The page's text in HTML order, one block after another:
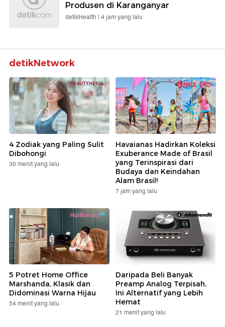
Produsen di Karanganyar
detikHealth | 4 jam yang lalu
detikNetwork
4 Zodiak yang Paling Sulit
Dibohongi
30 menit yang lalu
Havaianas Hadirkan Koleksi
Exuberance Made of Brasil
yang Terinspirasi dari
Budaya dan Keindahan
Alam Brasil!
7 jam yang lalu
5 Potret Home Office
Marshanda, Klasik dan
Didominasi Warna Hijau
54 menit yang lalu
Daripada Beli Banyak
Preamp Analog Terpisah,
Ini Alternatif yang Lebih
Hemat
21 menit yang lalu